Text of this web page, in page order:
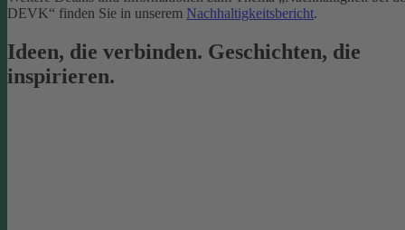
DEVK“ finden Sie in unserem Nachhaltigkeitsbericht.
Ideen, die verbinden. Geschichten, die
inspirieren.